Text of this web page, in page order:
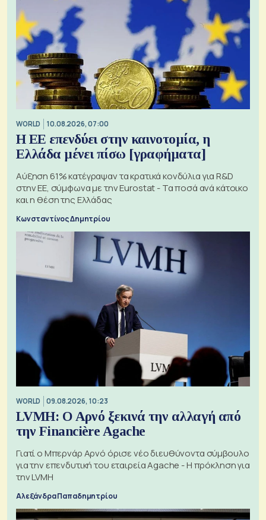
WORLD 10.08.2026, 07:00
Η ΕΕ επενδύει στην καινοτομία, η
Ελλάδα μένει πίσω [γραφήματα]
Αύξηση 61% κατέγραψαν τα κρατικά κονδύλια για R&D
στην ΕΕ, σύμφωνα με την Eurostat - Τα ποσά ανά κάτοικο
και η θέση της Ελλάδας
Κωνσταντίνος Δημητρίου
WORLD 09.08.2026, 10:23
LVMH: Ο Αρνό ξεκινά την αλλαγή από
την Financière Agache
Γιατί ο Μπερνάρ Αρνό όρισε νέο διευθύνοντα σύμβουλο
για την επενδυτική του εταιρεία Agache - Η πρόκληση για
την LVMH
Αλεξάνδρα Παπαδημητρίου